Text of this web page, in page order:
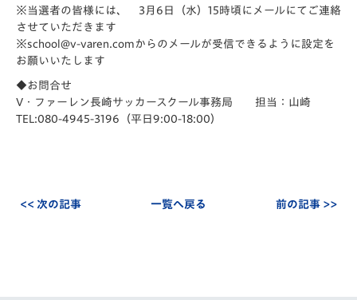
※当選者の皆様には、 3月6日（水）15時頃にメールにてご連絡
させていただきます
※school@v-varen.comからのメールが受信できるように設定を
お願いいたします
◆お問合せ
V・ファーレン長崎サッカースクール事務局 担当：山崎
TEL:080-4945-3196（平日9:00-18:00）
<< 次の記事 一覧へ戻る 前の記事 >>